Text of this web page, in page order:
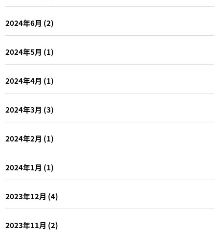
2024年6月 (2)
2024年5月 (1)
2024年4月 (1)
2024年3月 (3)
2024年2月 (1)
2024年1月 (1)
2023年12月 (4)
2023年11月 (2)